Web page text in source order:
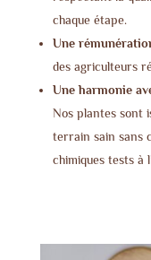
chaque étape.
Une
des agriculteurs
Une harmonie
Nos plantes sont
terrain sain sans
chimiques tests à